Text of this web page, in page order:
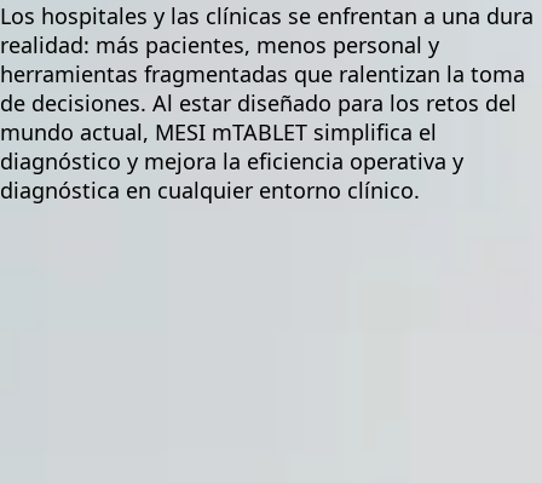
Los hospitales y las clínicas se enfrentan a una dura
realidad: más pacientes, menos personal y
herramientas fragmentadas que ralentizan la toma
de decisiones. Al estar diseñado para los retos del
mundo actual, MESI mTABLET simplifica el
diagnóstico y mejora la eficiencia operativa y
diagnóstica en cualquier entorno clínico.